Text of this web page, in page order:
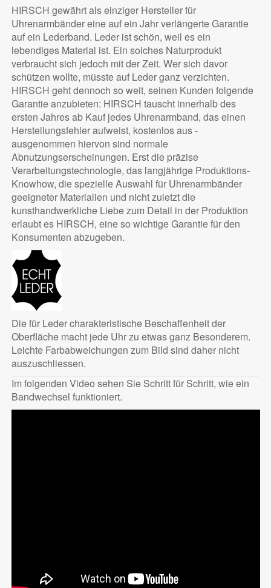
HIRSCH gewährt als einziger Hersteller für
Uhrenarmbänder eine auf ein Jahr verlängerte Garantie
auf ein Lederband. Leder ist schön, weil es ein
lebendiges Material ist. Ein solches Naturprodukt
verbraucht sich jedoch mit der Zeit. Wer sich davor
schützen wollte, müsste auf Leder ganz verzichten.
HIRSCH geht dennoch so weit, seinen Kunden folgende
Garantie anzubieten: HIRSCH tauscht innerhalb des
ersten Jahres ab Kauf jedes Uhrenarmband, das einen
Herstellungsfehler aufweist, kostenlos aus -
ausgenommen hiervon sind normale
Abnutzungserscheinungen. Erst die präzise
Verarbeitungstechnologie, das langjährige Produktions-
Knowhow, die spezielle Auswahl für Uhrenarmbänder
geeigneter Materialien und nicht zuletzt die
kunsthandwerkliche Liebe zum Detail in der Produktion
erlaubt es HIRSCH, eine so wichtige Garantie für den
Konsumenten abzugeben.
Die für Leder charakteristische Beschaffenheit der
Oberfläche macht jede Uhr zu etwas ganz Besonderem.
Leichte Farbabweichungen zum Bild sind daher nicht
auszuschliessen.
Im folgenden Video sehen Sie Schritt für Schritt, wie ein
Bandwechsel funktioniert.